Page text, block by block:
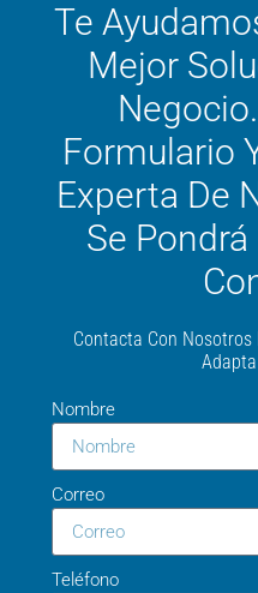
Te
Mejor
Formulario
Experta De
Se
Contacta Con Nosotros
Nombre
Correo
Teléfono